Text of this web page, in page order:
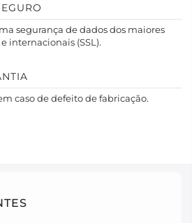
segurança de dados dos maiores
internacionais (SSL).
caso de defeito de fabricação.